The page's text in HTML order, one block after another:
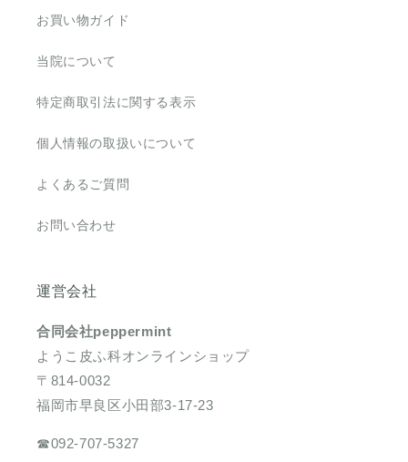
お買い物ガイド
当院について
特定商取引法に関する表示
個人情報の取扱いについて
よくあるご質問
お問い合わせ
運営会社
合同会社peppermint
ようこ皮ふ科オンラインショップ
〒814-0032
福岡市早良区小田部3-17-23
☎︎092-707-5327